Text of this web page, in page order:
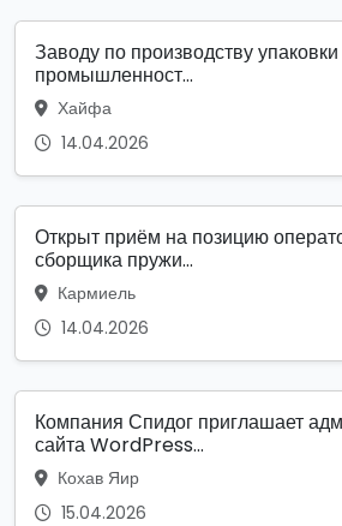
Заводу по производству
промышленност...
Хайфа
14.04.2026
Открыт приём на позицию
сборщика пружи...
Кармиель
14.04.2026
Компания Спидог приглашает
сайта WordPress...
Кохав Яир
15.04.2026